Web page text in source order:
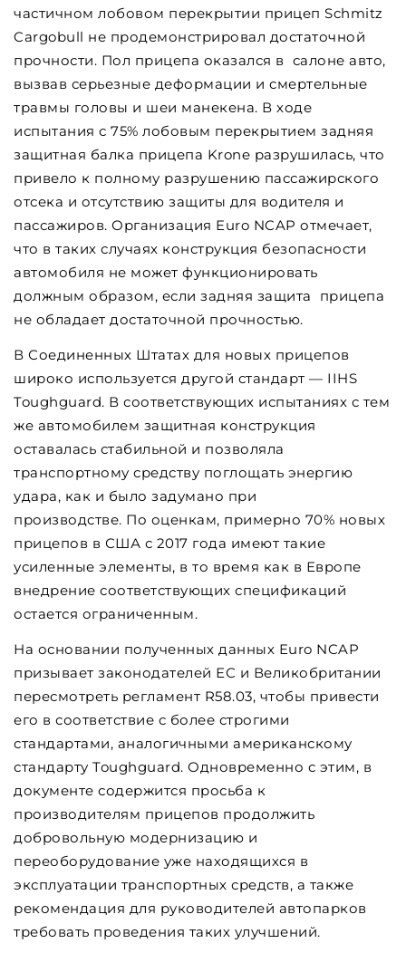
частичном лобовом перекрытии прицеп Schmitz
Cargobull не продемонстрировал достаточной
прочности. Пол прицепа оказался в салоне авто,
вызвав серьезные деформации и смертельные
травмы головы и шеи манекена. В ходе
испытания с 75% лобовым перекрытием задняя
защитная балка прицепа Krone разрушилась, что
привело к полному разрушению пассажирского
отсека и отсутствию защиты для водителя и
пассажиров. Организация Euro NCAP отмечает,
что в таких случаях конструкция безопасности
автомобиля не может функционировать
должным образом, если задняя защита прицепа
не обладает достаточной прочностью.
В Соединенных Штатах для новых прицепов
широко используется другой стандарт — IIHS
Toughguard. В соответствующих испытаниях с тем
же автомобилем защитная конструкция
оставалась стабильной и позволяла
транспортному средству поглощать энергию
удара, как и было задумано при
производстве. По оценкам, примерно 70% новых
прицепов в США с 2017 года имеют такие
усиленные элементы, в то время как в Европе
внедрение соответствующих спецификаций
остается ограниченным.
На основании полученных данных Euro NCAP
призывает законодателей ЕС и Великобритании
пересмотреть регламент R58.03, чтобы привести
его в соответствие с более строгими
стандартами, аналогичными американскому
стандарту Toughguard. Одновременно с этим, в
документе содержится просьба к
производителям прицепов продолжить
добровольную модернизацию и
переоборудование уже находящихся в
эксплуатации транспортных средств, а также
рекомендация для руководителей автопарков
требовать проведения таких улучшений.